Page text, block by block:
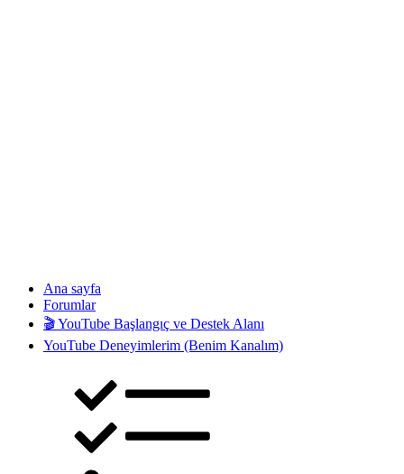
Ana sayfa
Forumlar
🎬 YouTube Başlangıç ve Destek Alanı
YouTube Deneyimlerim (Benim Kanalım)